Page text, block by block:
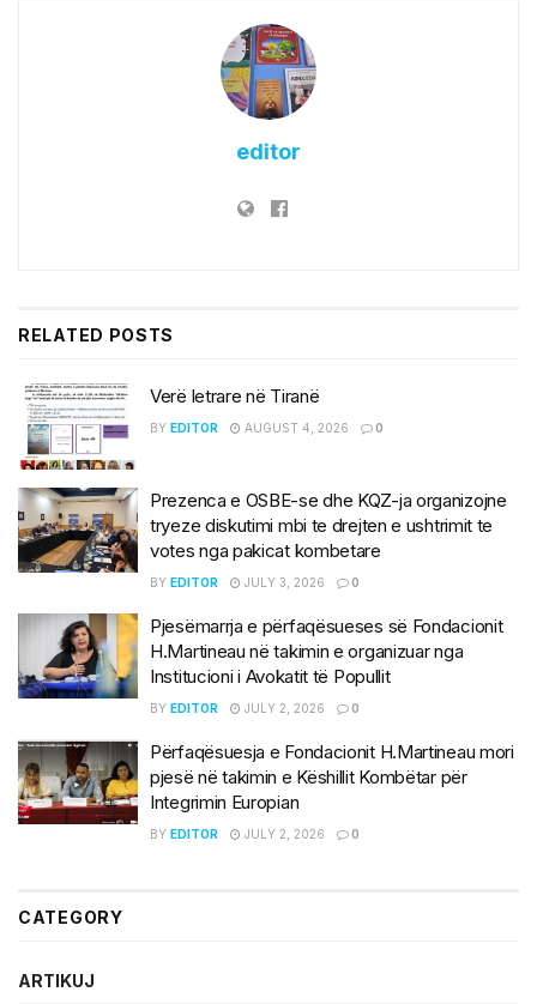
editor
RELATED POSTS
Verë letrare në Tiranë
BY EDITOR AUGUST 4, 2026 0
Prezenca e OSBE-se dhe KQZ-ja organizojne
tryeze diskutimi mbi te drejten e ushtrimit te
votes nga pakicat kombetare
BY EDITOR JULY 3, 2026 0
Pjesëmarrja e përfaqësueses së Fondacionit
H.Martineau në takimin e organizuar nga
Institucioni i Avokatit të Popullit
BY EDITOR JULY 2, 2026 0
Përfaqësuesja e Fondacionit H.Martineau mori
pjesë në takimin e Këshillit Kombëtar për
Integrimin Europian
BY EDITOR JULY 2, 2026 0
CATEGORY
ARTIKUJ